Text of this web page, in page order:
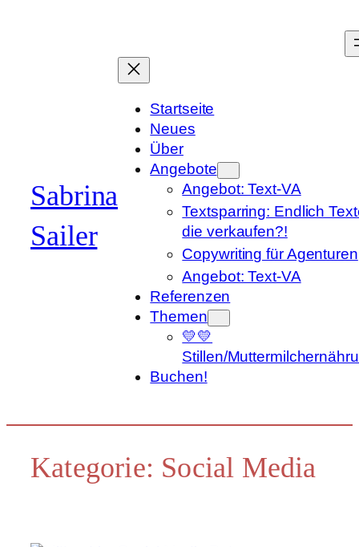
Sabrina
Sailer
Startseite
Neues
Über
Angebote
Angebot: Text-VA
Textsparring: Endlich
die verkaufen?!
Copywriting für Agenturen
Angebot: Text-VA
Referenzen
Themen
💛💛
Stillen/
Buchen!
Kategorie: Social Media